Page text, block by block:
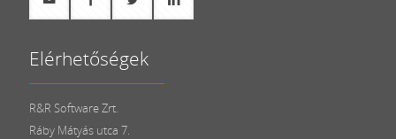
Elérhetőségek
R&R Software Zrt.
Ráby Mátyás utca 7.